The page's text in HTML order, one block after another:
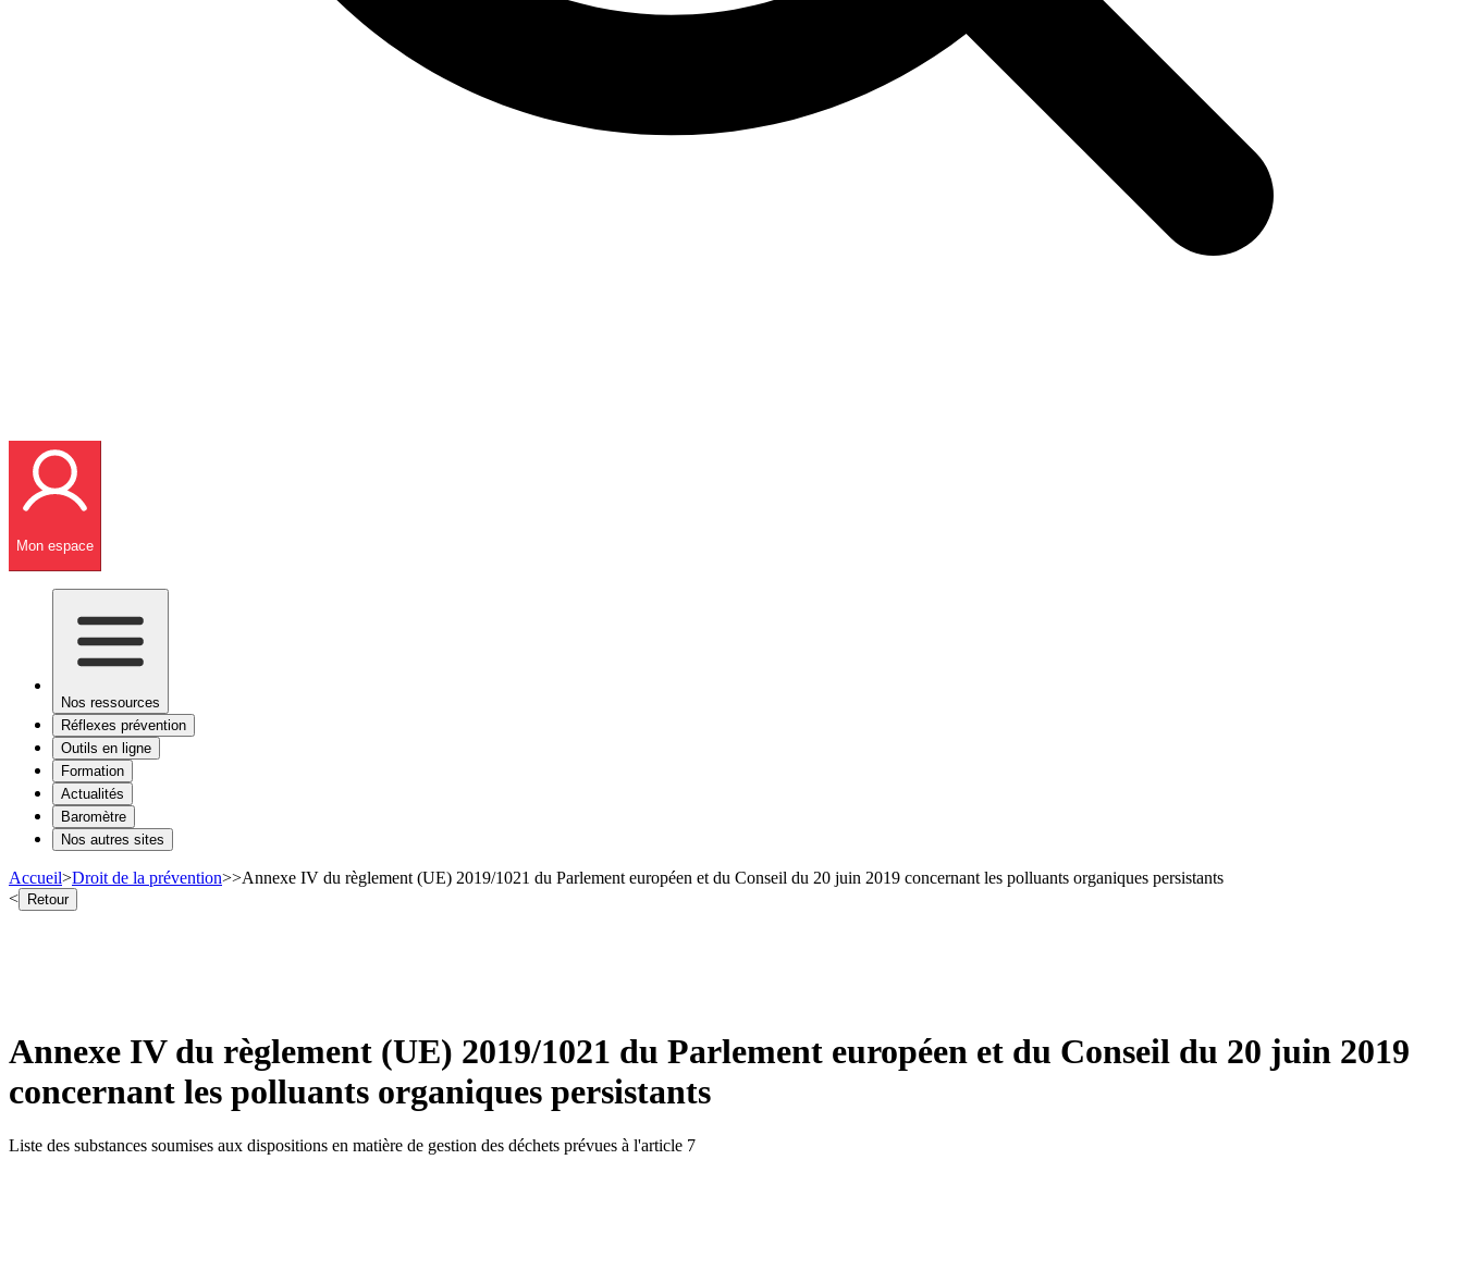
Mon espace
Nos ressources
Réflexes prévention
Outils en ligne
Formation
Actualités
Baromètre
Nos autres sites
Accueil>Droit de la prévention>>Annexe IV du règlement (UE) 2019/1021 du Parlement européen et du Conseil du 20 juin 2019 concernant les polluants organiques persistants
< Retour
Annexe IV du règlement (UE) 2019/1021 du Parlement européen et du Conseil du 20 juin 2019
concernant les polluants organiques persistants
Liste des substances soumises aux dispositions en matière de gestion des déchets prévues à l'article 7